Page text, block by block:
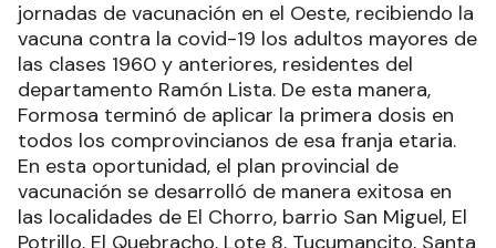
jornadas de vacunación en el Oeste, recibiendo la
vacuna contra la covid-19 los adultos mayores de
las clases 1960 y anteriores, residentes del
departamento Ramón Lista. De esta manera,
Formosa terminó de aplicar la primera dosis en
todos los comprovincianos de esa franja etaria.
En esta oportunidad, el plan provincial de
vacunación se desarrolló de manera exitosa en
las localidades de El Chorro, barrio San Miguel, El
Potrillo, El Quebracho, Lote 8, Tucumancito, Santa